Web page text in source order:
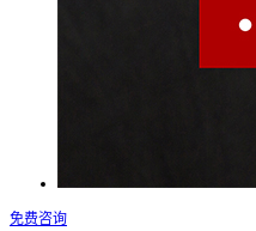
免费咨询